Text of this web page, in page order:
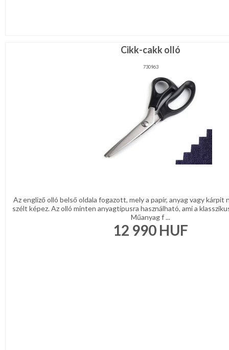
Cikk-cakk olló
730963
Az engliző olló belső oldala fogazott, mely a papír, anyag vagy kárpit
szélt képez. Az olló minten anyagtípusra használható, ami a
Műanyag f ...
12 990 HUF